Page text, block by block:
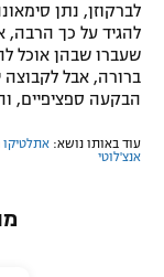
לברקוזן, נתן
להגיד על כך הרבה,
שעברו שבהן אוכל
ברורה, אבל
הבקעה ספציפיים,
עוד באותו נושא: אתלטיקו
אנצ'לוטי